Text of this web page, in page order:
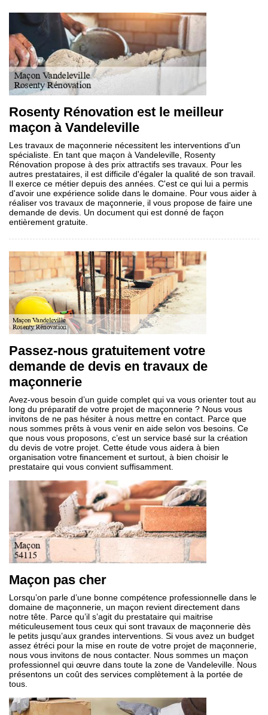
Rosenty Rénovation est le meilleur
maçon à Vandeleville
Les travaux de maçonnerie nécessitent les interventions d'un
spécialiste. En tant que maçon à Vandeleville, Rosenty
Rénovation propose à des prix attractifs ses travaux. Pour les
autres prestataires, il est difficile d'égaler la qualité de son travail.
Il exerce ce métier depuis des années. C'est ce qui lui a permis
d'avoir une expérience solide dans le domaine. Pour vous aider à
réaliser vos travaux de maçonnerie, il vous propose de faire une
demande de devis. Un document qui est donné de façon
entièrement gratuite.
Passez-nous gratuitement votre
demande de devis en travaux de
maçonnerie
Avez-vous besoin d’un guide complet qui va vous orienter tout au
long du préparatif de votre projet de maçonnerie ? Nous vous
invitons de ne pas hésiter à nous mettre en contact. Parce que
nous sommes prêts à vous venir en aide selon vos besoins. Ce
que nous vous proposons, c’est un service basé sur la création
du devis de votre projet. Cette étude vous aidera à bien
organisation votre financement et surtout, à bien choisir le
prestataire qui vous convient suffisamment.
Maçon pas cher
Lorsqu’on parle d’une bonne compétence professionnelle dans le
domaine de maçonnerie, un maçon revient directement dans
notre tête. Parce qu’il s’agit du prestataire qui maitrise
méticuleusement tous ceux qui sont travaux de maçonnerie dès
le petits jusqu’aux grandes interventions. Si vous avez un budget
assez étréci pour la mise en route de votre projet de maçonnerie,
nous vous invitons de nous contacter. Nous sommes un maçon
professionnel qui œuvre dans toute la zone de Vandeleville. Nous
présentons un coût des services complètement à la portée de
tous.